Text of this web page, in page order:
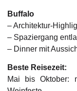
Buffalo
– Architektur-
– Spaziergang
– Dinner mit
Beste Reisezeit:
Mai bis Oktober: